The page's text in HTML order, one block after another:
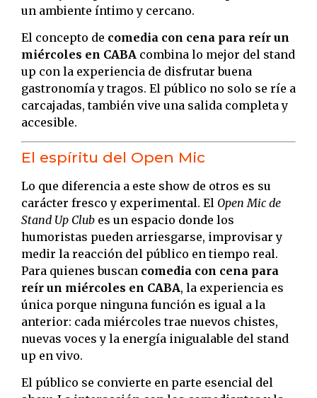
un ambiente íntimo y cercano.
El concepto de comedia con cena para reír un
miércoles en CABA combina lo mejor del stand
up con la experiencia de disfrutar buena
gastronomía y tragos. El público no solo se ríe a
carcajadas, también vive una salida completa y
accesible.
El espíritu del Open Mic
Lo que diferencia a este show de otros es su
carácter fresco y experimental. El Open Mic de
Stand Up Club es un espacio donde los
humoristas pueden arriesgarse, improvisar y
medir la reacción del público en tiempo real.
Para quienes buscan comedia con cena para
reír un miércoles en CABA, la experiencia es
única porque ninguna función es igual a la
anterior: cada miércoles trae nuevos chistes,
nuevas voces y la energía inigualable del stand
up en vivo.
El público se convierte en parte esencial del